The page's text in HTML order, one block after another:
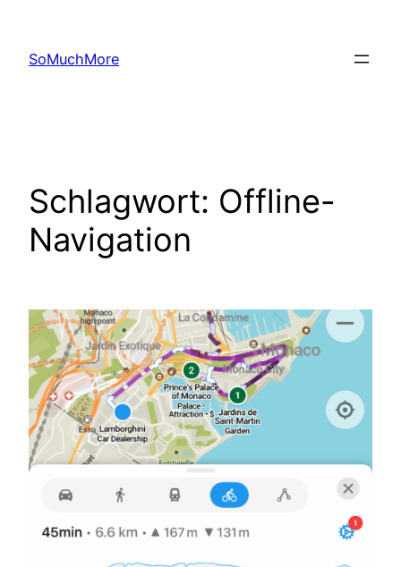
springen
SoMuchMore
Schlagwort: Offline-
Navigation